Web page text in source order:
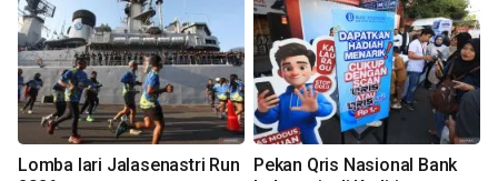
Lomba lari Jalasenastri Run
Pekan Qris Nasional Bank